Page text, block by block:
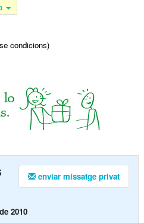
condicions)
enviar missatge privat
2010